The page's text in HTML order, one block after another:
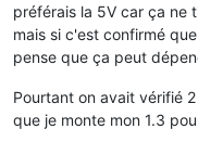
préférais la 5V car ça ne
mais si c'est confirmé
pense que ça peut
Pourtant on avait vérifié
que je monte mon 1.3